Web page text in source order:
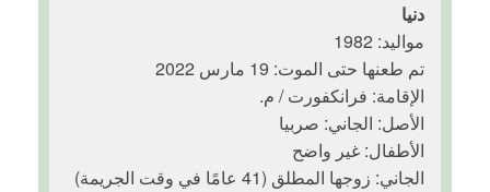
دنيا
مواليد: 1982
تم طعنها حتى الموت: 19 مارس 2022
الإقامة: فرانكفورت / م.
الأصل: الجاني: صربيا
الأطفال: غير واضح
الجاني: زوجها المطلق (41 عامًا في وقت الجريمة)